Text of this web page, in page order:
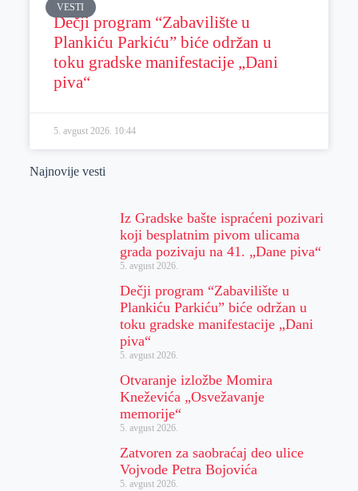
VESTI
Dečji program “Zabavilište u
Plankiću Parkiću” biće održan u
toku gradske manifestacije „Dani
piva“
5. avgust 2026. 10:44
Najnovije vesti
Iz Gradske bašte ispraćeni pozivari
koji besplatnim pivom ulicama
grada pozivaju na 41. „Dane piva“
5. avgust 2026.
Dečji program “Zabavilište u
Plankiću Parkiću” biće održan u
toku gradske manifestacije „Dani
piva“
5. avgust 2026.
Otvaranje izložbe Momira
Kneževića „Osvežavanje
memorije“
5. avgust 2026.
Zatvoren za saobraćaj deo ulice
Vojvode Petra Bojovića
5. avgust 2026.